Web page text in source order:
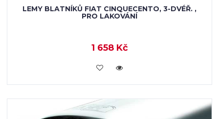
LEMY BLATNÍKŮ FIAT CINQUECENTO, 3-DVÉŘ. ,
PRO LAKOVÁNÍ
1 658 Kč
KOUPIT